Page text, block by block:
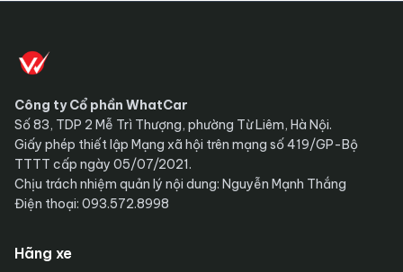
Công ty Cổ phần WhatCar
Số 83, TDP 2 Mễ Trì Thượng, phường Từ Liêm, Hà Nội.
Giấy phép thiết lập Mạng xã hội trên mạng số 419/GP-Bộ
TTTT cấp ngày 05/07/2021.
Chịu trách nhiệm quản lý nội dung: Nguyễn Mạnh Thắng
Điện thoại: 093.572.8998
Hãng xe